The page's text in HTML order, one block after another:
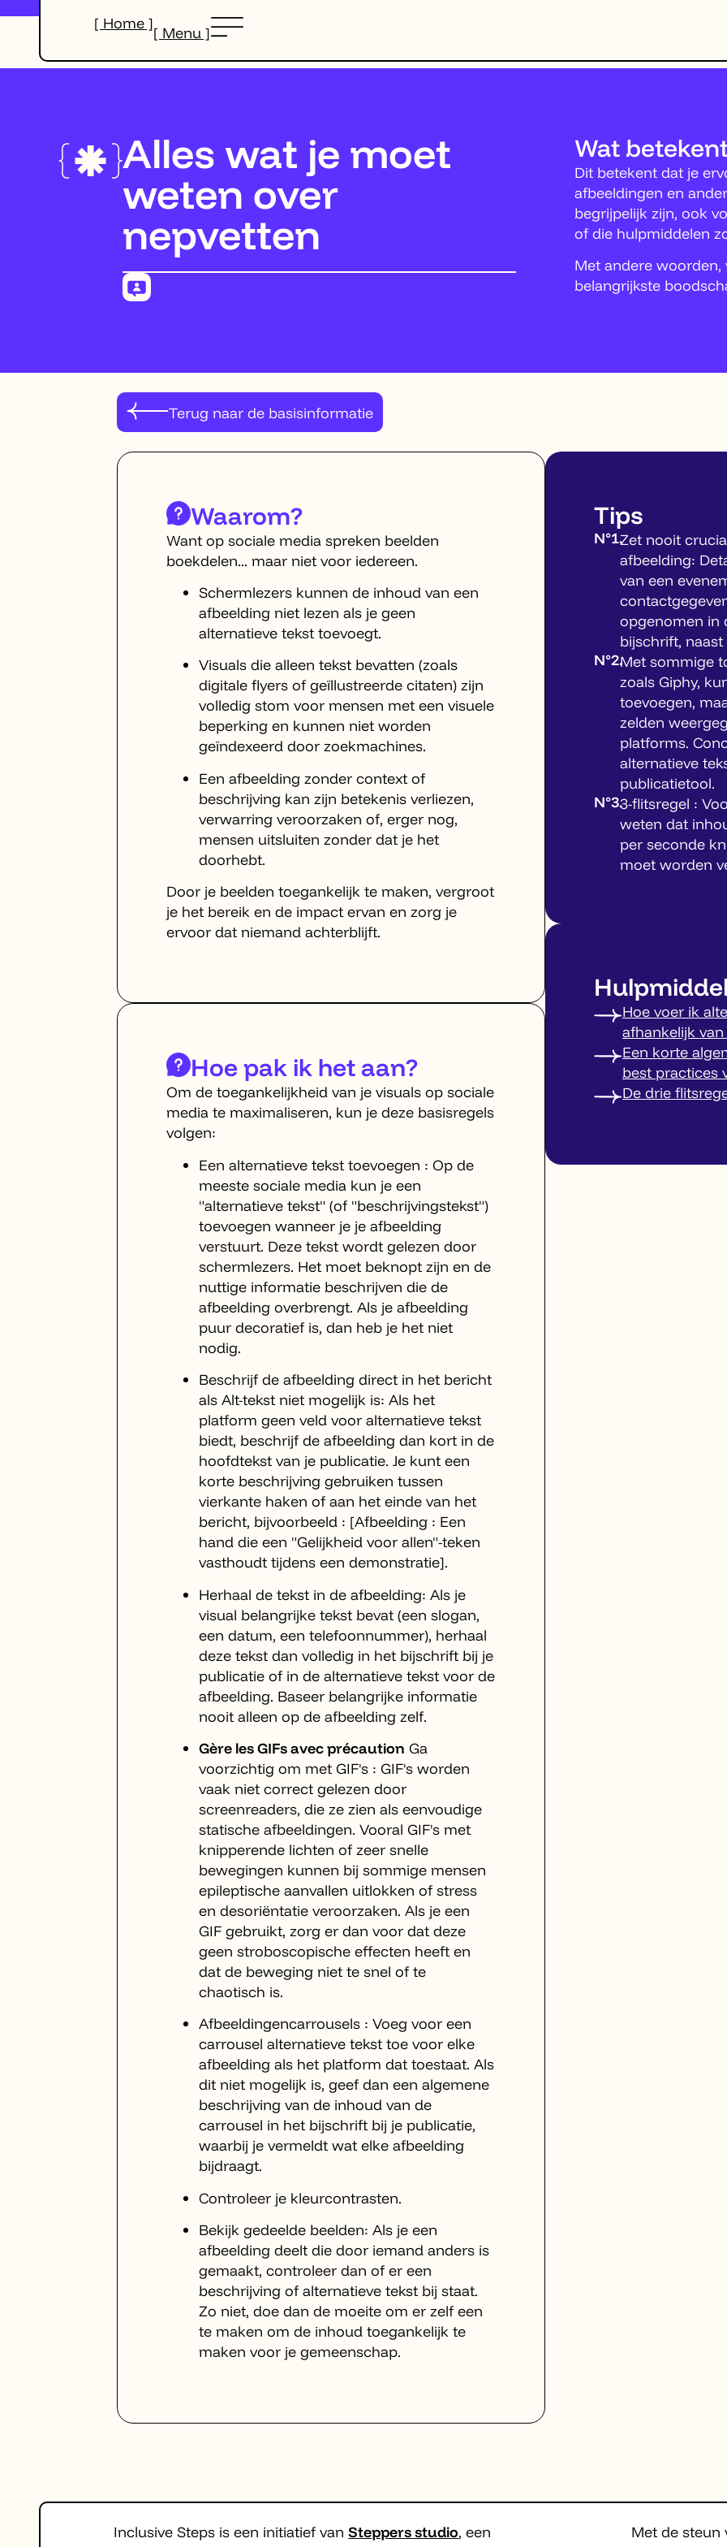
[ Home ]
[ Menu ]
Alles wat je moet
weten over
nepvetten
Wat
Dit betekent dat je
afbeeldingen en
begrijpelijk zijn, ook
of die hulpmiddelen
Met andere
belangrijkste
Terug naar de basisinformatie
Waarom?
Want op sociale media spreken beelden
boekdelen... maar niet voor iedereen.
Schermlezers kunnen de inhoud van een
afbeelding niet lezen als je geen
alternatieve tekst toevoegt.
Visuals die alleen tekst bevatten (zoals
digitale flyers of geïllustreerde citaten) zijn
volledig stom voor mensen met een visuele
beperking en kunnen niet worden
geïndexeerd door zoekmachines.
Een afbeelding zonder context of
beschrijving kan zijn betekenis verliezen,
verwarring veroorzaken of, erger nog,
mensen uitsluiten zonder dat je het
doorhebt.
Door je beelden toegankelijk te maken, vergroot
je het bereik en de impact ervan en zorg je
ervoor dat niemand achterblijft.
Hoe pak ik het aan?
Om de toegankelijkheid van je visuals op sociale
media te maximaliseren, kun je deze basisregels
volgen:
Een alternatieve tekst toevoegen : Op de
meeste sociale media kun je een
"alternatieve tekst" (of "beschrijvingstekst")
toevoegen wanneer je je afbeelding
verstuurt. Deze tekst wordt gelezen door
schermlezers. Het moet beknopt zijn en de
nuttige informatie beschrijven die de
afbeelding overbrengt. Als je afbeelding
puur decoratief is, dan heb je het niet
nodig.
Beschrijf de afbeelding direct in het bericht
als Alt-tekst niet mogelijk is: Als het
platform geen veld voor alternatieve tekst
biedt, beschrijf de afbeelding dan kort in de
hoofdtekst van je publicatie. Je kunt een
korte beschrijving gebruiken tussen
vierkante haken of aan het einde van het
bericht, bijvoorbeeld : [Afbeelding : Een
hand die een "Gelijkheid voor allen"-teken
vasthoudt tijdens een demonstratie].
Herhaal de tekst in de afbeelding: Als je
visual belangrijke tekst bevat (een slogan,
een datum, een telefoonnummer), herhaal
deze tekst dan volledig in het bijschrift bij je
publicatie of in de alternatieve tekst voor de
afbeelding. Baseer belangrijke informatie
nooit alleen op de afbeelding zelf.
Gère les GIFs avec précaution Ga
voorzichtig om met GIF's : GIF's worden
vaak niet correct gelezen door
screenreaders, die ze zien als eenvoudige
statische afbeeldingen. Vooral GIF's met
knipperende lichten of zeer snelle
bewegingen kunnen bij sommige mensen
epileptische aanvallen uitlokken of stress
en desoriëntatie veroorzaken. Als je een
GIF gebruikt, zorg er dan voor dat deze
geen stroboscopische effecten heeft en
dat de beweging niet te snel of te
chaotisch is.
Afbeeldingencarrousels : Voeg voor een
carrousel alternatieve tekst toe voor elke
afbeelding als het platform dat toestaat. Als
dit niet mogelijk is, geef dan een algemene
beschrijving van de inhoud van de
carrousel in het bijschrift bij je publicatie,
waarbij je vermeldt wat elke afbeelding
bijdraagt.
Controleer je kleurcontrasten.
Bekijk gedeelde beelden: Als je een
afbeelding deelt die door iemand anders is
gemaakt, controleer dan of er een
beschrijving of alternatieve tekst bij staat.
Zo niet, doe dan de moeite om er zelf een
te maken om de inhoud toegankelijk te
maken voor je gemeenschap.
Tips
N°1.Zet nooit
afbeelding:
van een
opgenomen in
bijschrift,
N°2.Met sommige
zoals Giphy,
toevoegen,
zelden
platforms.
alternatieve
publicatietool.
N°3.3-flitsregel :
weten dat
per seconde
moet worden
Hoe voer ik
afhankelijk
Een korte
best practices
De drie
Inclusive Steps is een initiatief vanSteppers studio, een
Met de steun